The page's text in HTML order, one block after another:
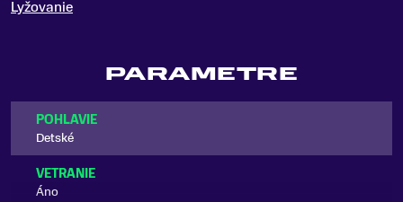
Lyžovanie
PARAMETRE
POHLAVIE
Detské
VETRANIE
Áno